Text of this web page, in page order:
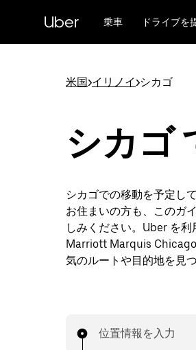
Uber 乗車 ドライブを
米国>イリノイ>シカゴ
シカゴ
シカゴでの移動を予定し
お住まいの方も、このガ
しみください。Uber を
Marriott Marquis
気のルートや目的地を見
位置情報を入力